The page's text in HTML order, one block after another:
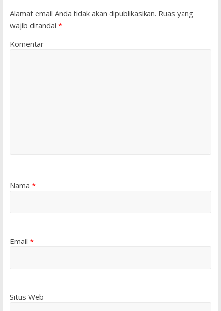
Alamat email Anda tidak akan dipublikasikan. Ruas yang
wajib ditandai *
Komentar
Nama *
Email *
Situs Web